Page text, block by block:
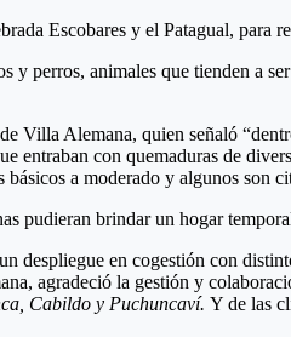
Escobares y el Patagual, para
perros, animales que tienden a
Alemana, quien señaló
entraban con quemaduras de
a moderado y algunos son
pudieran brindar un hogar
despliegue en cogestión con
agradeció la gestión y
Cabildo y Puchuncaví. Y de las